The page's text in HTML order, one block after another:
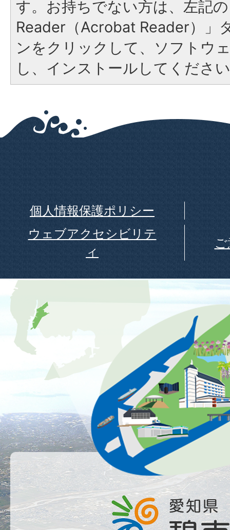
す。お持ちでない方は、左記
Reader（Acrobat Reader）」
ンをクリックして、ソフトウ
し、インストールしてくださ
個人情報保護ポリシー
ウェブアクセシビリテ
ィ